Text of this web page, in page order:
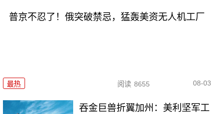
普京不忍了！俄突破禁忌，猛轰美资无人机工厂
最热 阅读 8655 08-03
吞金巨兽折翼加州：美利坚军工